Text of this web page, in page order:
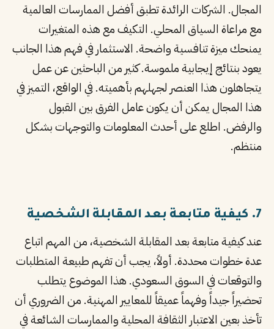
المجال. الشركات الرائدة تطبق أفضل الممارسات العالمية
مع مراعاة السياق المحلي. التكيف مع هذه المتغيرات
يمنحك ميزة تنافسية واضحة. الاستثمار في فهم هذا الجانب
يعود بنتائج إيجابية ملموسة. كثير من الباحثين عن عمل
يتجاهلون هذا العنصر لجهلهم بأهميته. في الواقع، التميز في
هذا المجال يمكن أن يكون عامل الفرق بين القبول
والرفض. اطلع على أحدث المعلومات والتوجهات بشكل
منتظم.
7. كيفية متابعة بعد المقابلة الشخصية
عند كيفية متابعة بعد المقابلة الشخصية، من المهم اتباع
عدة خطوات محددة. أولاً، يجب أن تفهم طبيعة المتطلبات
والتوقعات في السوق السعودي. هذا الموضوع يتطلب
تحضيراً جيداً وفهماً عميقاً للمعايير المهنية. من الضروري أن
تأخذ بعين الاعتبار الثقافة المحلية والممارسات الشائعة في